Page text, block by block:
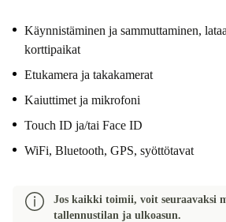
Käynnistäminen ja sammuttaminen,
korttipaikat
Etukamera ja takakamerat
Kaiuttimet ja mikrofoni
Touch ID ja/tai Face ID
WiFi, Bluetooth, GPS, syöttötavat
Jos kaikki toimii, voit seuraavaksi
tallennustilan ja ulkoasun.